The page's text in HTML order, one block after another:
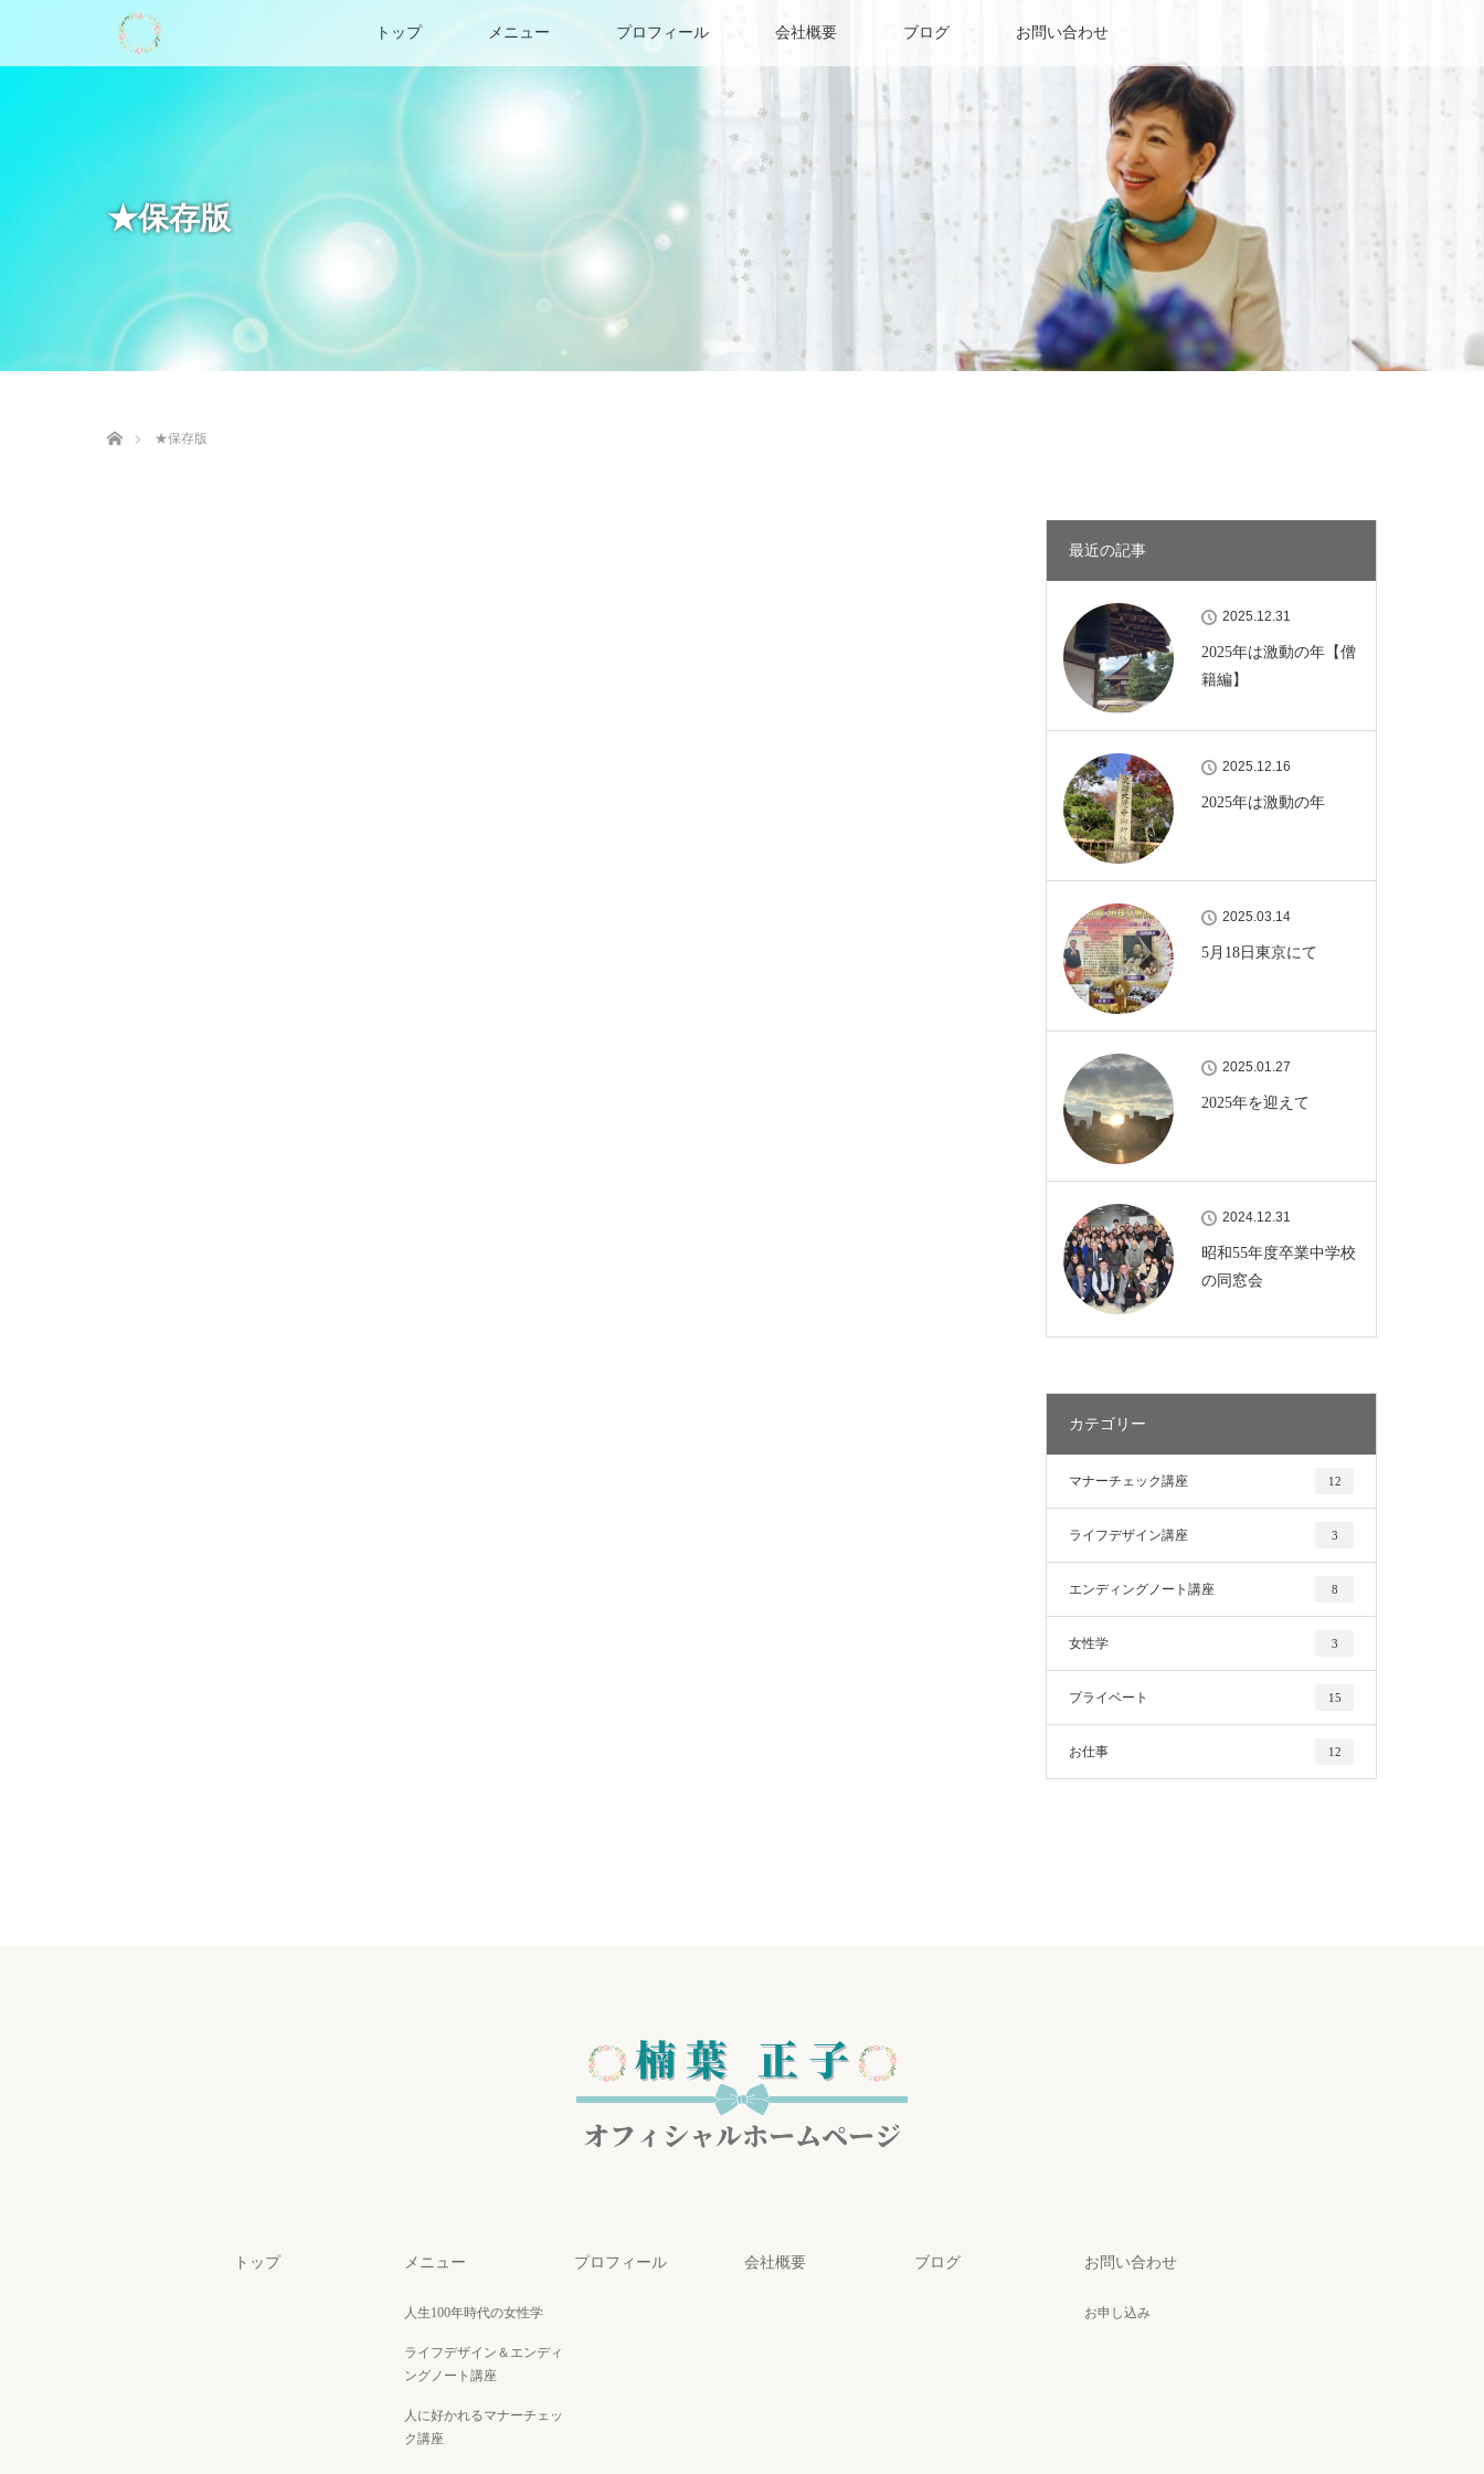
トップ メニュー プロフィール 会社概要 ブログ お問い合わせ
★保存版
★保存版
最近の記事
2025.12.31
2025年は激動の年【僧
籍編】
2025.12.16
2025年は激動の年
2025.03.14
5月18日東京にて
2025.01.27
2025年を迎えて
2024.12.31
昭和55年度卒業中学校
の同窓会
カテゴリー
マナーチェック講座 12
ライフデザイン講座 3
エンディングノート講座 8
女性学 3
プライベート 15
お仕事 12
トップ メニュー
人生100年時代の女性学
ライフデザイン＆エンディ
ングノート講座
人に好かれるマナーチェッ
ク講座
プロフィール 会社概要 ブログ お問い合わせ
お申し込み